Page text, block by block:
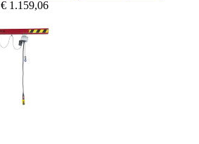
€ 1.159,06